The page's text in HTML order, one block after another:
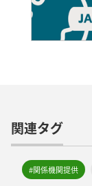
関連タグ
#関係機関提供